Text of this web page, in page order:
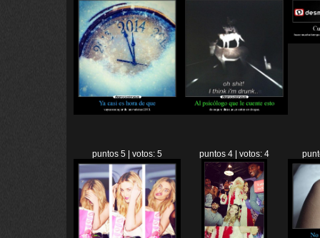
puntos 5 | votos: 5 puntos 4 | votos: 4